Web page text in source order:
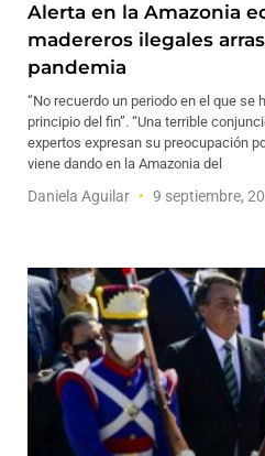
Alerta en la Amazonia
madereros ilegales
pandemia
“No recuerdo un periodo en el que se
principio del fin”. “Una terrible
expertos expresan su preocupación
viene dando en la Amazonia del
Daniela Aguilar 9 septiembre,